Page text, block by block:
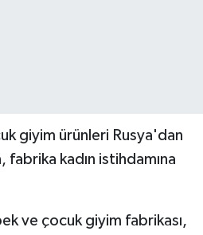
giyim ürünleri Rusya'dan
kadın istihdamına
ve çocuk giyim fabrikası,